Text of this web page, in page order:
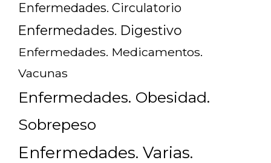
Enfermedades. Circulatorio
Enfermedades. Digestivo
Enfermedades. Medicamentos.
Vacunas
Enfermedades. Obesidad.
Sobrepeso
Enfermedades. Varias.